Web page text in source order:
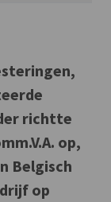
richtte
op,
Belgisch
op